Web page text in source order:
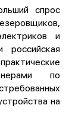
спрос
и
российская
по
на